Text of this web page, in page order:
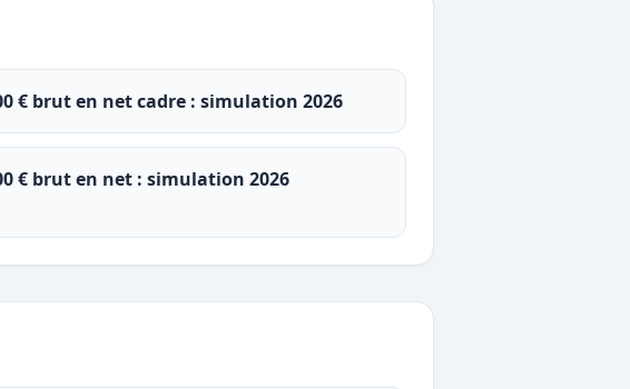
€ brut en net cadre : simulation 2026
€ brut en net : simulation 2026